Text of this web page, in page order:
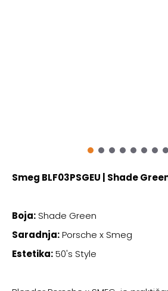
Smeg BLF03PSGEU | Shade
Boja:Shade Green
Saradnja:Porsche x Smeg
Estetika:50's Style